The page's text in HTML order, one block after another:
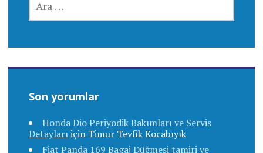
Son yorumlar
Honda Dio Periyodik Bakımları ve Servis
Detaylarıiçin Timur Tevfik Kocabıyık
Fiat Panda 169 Bagaj Düğmesi tamiri ve